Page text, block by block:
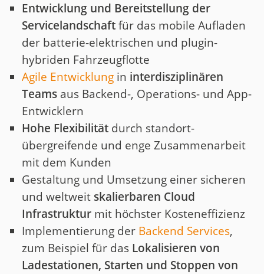
Entwicklung und Bereitstellung der
Servicelandschaftfür das mobile Aufladen
der batterie-elektrischen und plugin-
hybriden Fahrzeugflotte
Agile Entwicklung in interdisziplinären
Teams aus Backend-, Operations- und App-
Entwicklern
Hohe Flexibilität durch standort-
übergreifende und enge Zusammenarbeit
mit dem Kunden
Gestaltung und Umsetzung einer sicheren
und weltweit skalierbaren Cloud
Infrastruktur mit höchster Kosteneffizienz
Implementierung der Backend Services,
zum Beispiel für das Lokalisieren von
Ladestationen, Starten und Stoppen von